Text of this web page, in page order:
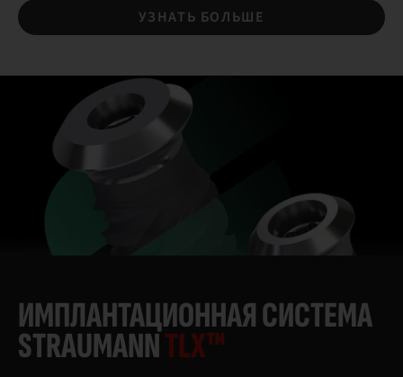
УЗНАТЬ БОЛЬШЕ
ИМПЛАНТАЦИОННАЯ СИСТЕМА
STRAUMANNTLX™